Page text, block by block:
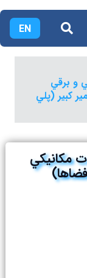
EN
و برقي
کبیر (پلي
مكانيكي